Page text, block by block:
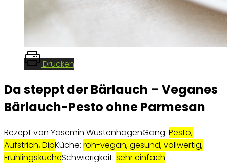
Drucken
Da steppt der Bärlauch – Veganes
Bärlauch-Pesto ohne Parmesan
Rezept von Yasemin WüstenhagenGang: Pesto,
Aufstrich, DipKüche: roh-vegan, gesund, vollwertig,
FrühlingskücheSchwierigkeit: sehr einfach